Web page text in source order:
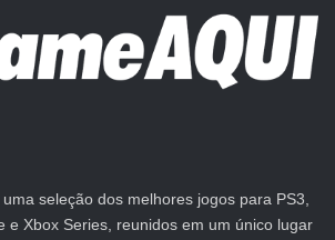
seleção dos melhores jogos para PS3,
e Xbox Series, reunidos em um único lugar